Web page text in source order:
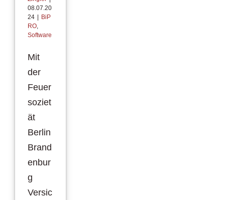
08.07.20
24 | BiP
RO
Software
Mit
der
Feuer
soziet
ät
Berlin
Brand
enbur
g
Versic